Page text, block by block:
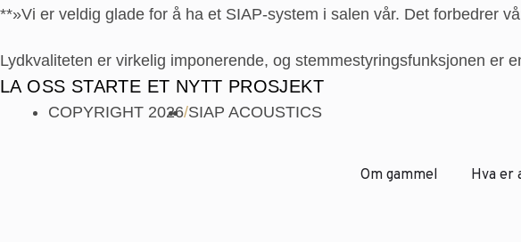
**»Vi er veldig glade for å ha et SIAP-system i salen vår. Det forbedrer
Lydkvaliteten er virkelig imponerende, og stemmestyringsfunksjonen er
LA OSS STARTE ET NYTT PROSJEKT
COPYRIGHT 2026/SIAP ACOUSTICS
Om gammel Hva er